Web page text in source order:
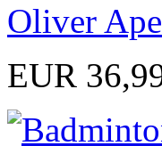
Oliver
EUR